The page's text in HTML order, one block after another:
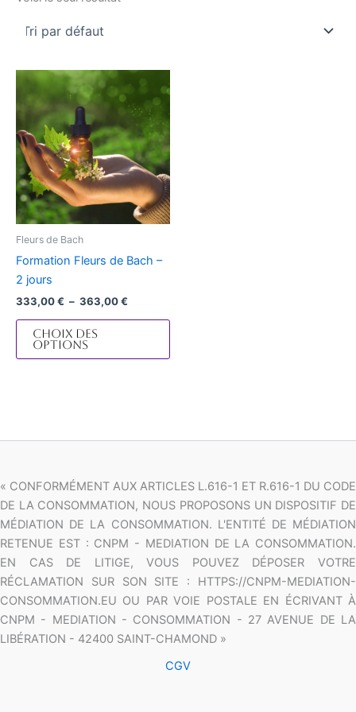
Fleurs de Bach
Formation Fleurs de Bach –
2 jours
333,00€ – 363,00€
Plage
prix :
333,00 €
à
363,00 €
Choix des
options
produit
variations.
Les
peuvent
du
« CONFORMÉMENT AUX ARTICLES L.616-1 ET R.616-1 DU CODE
DE LA CONSOMMATION, NOUS PROPOSONS UN DISPOSITIF DE
MÉDIATION DE LA CONSOMMATION. L'ENTITÉ DE MÉDIATION
RETENUE EST : CNPM - MEDIATION DE LA CONSOMMATION.
EN CAS DE LITIGE, VOUS POUVEZ DÉPOSER VOTRE
RÉCLAMATION SUR SON SITE : HTTPS://CNPM-MEDIATION-
CONSOMMATION.EU OU PAR VOIE POSTALE EN ÉCRIVANT À
CNPM - MEDIATION - CONSOMMATION - 27 AVENUE DE LA
LIBÉRATION - 42400 SAINT-CHAMOND »
CGV